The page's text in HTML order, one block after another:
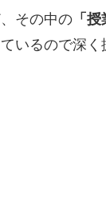
その中の 「
いるので深く